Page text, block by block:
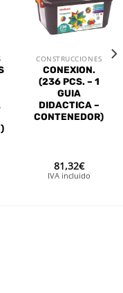
a la
lista de
deseos
CONSTRUCCIONES
CONEXION.
(236 PCS. – 1
GUIA
DIDACTICA –
CONTENEDOR)
81,32€
IVA incluido